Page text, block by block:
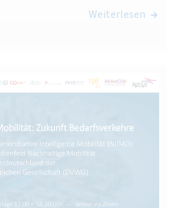
Weiterlesen